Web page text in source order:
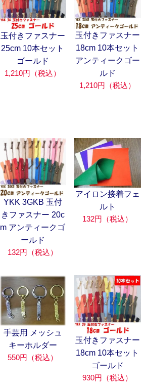
玉付きファスナー
25cm 10本セット
ゴールド
1,210円（税込）
玉付きファスナー
18cm 10本セット
アンティークゴー
ルド
1,210円（税込）
YKK 3GKB 玉付
きファスナー 20c
m アンティークゴ
ールド
132円（税込）
アイロン接着フェ
ルト
132円（税込）
手芸用 メッシュ
キーホルダー
550円（税込）
玉付きファスナー
18cm 10本セット
ゴールド
930円（税込）